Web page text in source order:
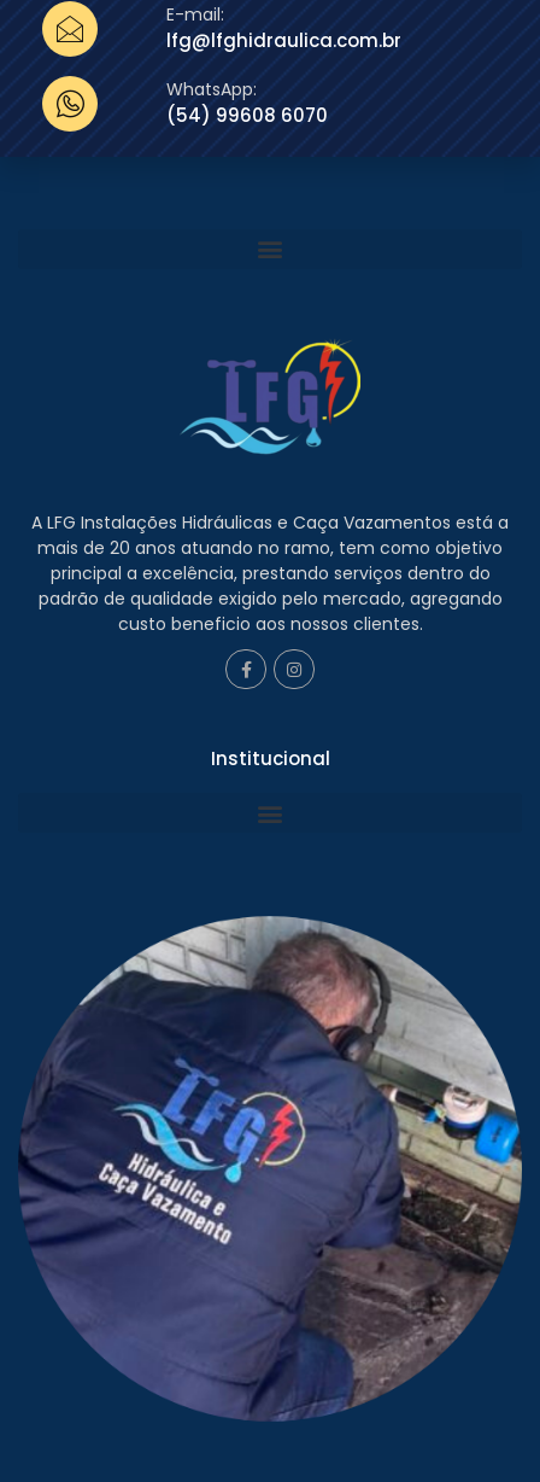
E-mail:
lfg@lfghidraulica.com.br
WhatsApp:
(54) 99608 6070
A LFG Instalações Hidráulicas e Caça Vazamentos está a
mais de 20 anos atuando no ramo, tem como objetivo
principal a excelência, prestando serviços dentro do
padrão de qualidade exigido pelo mercado, agregando
custo beneficio aos nossos clientes.
Institucional